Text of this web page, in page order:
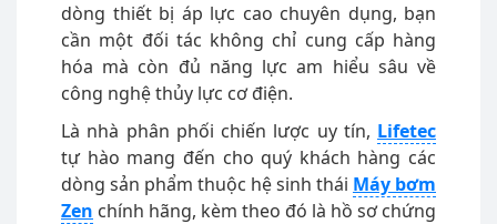
dòng thiết bị áp lực cao chuyên dụng, bạn
cần một đối tác không chỉ cung cấp hàng
hóa mà còn đủ năng lực am hiểu sâu về
công nghệ thủy lực cơ điện.
Là nhà phân phối chiến lược uy tín, Lifetec
tự hào mang đến cho quý khách hàng các
dòng sản phẩm thuộc hệ sinh thái Máy bơm
Zen chính hãng, kèm theo đó là hồ sơ chứng